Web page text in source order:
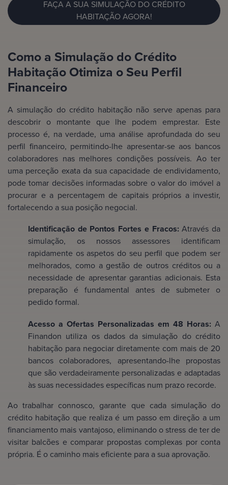
FAÇA A SUA SIMULAÇÃO DO CRÉDITO
HABITAÇÃO AGORA!
Como a Simulação do Crédito
Habitação Otimiza o Seu Perfil
Financeiro
A simulação do crédito habitação não serve apenas para
descobrir o montante que lhe podem emprestar. Este
processo é, na verdade, uma análise aprofundada do seu
perfil financeiro, permitindo-lhe apresentar-se aos bancos
colaboradores nas melhores condições possíveis. Ao ter
uma perceção exata da sua capacidade de endividamento,
pode tomar decisões informadas sobre o valor do imóvel a
procurar e a percentagem de capitais próprios a investir,
fortalecendo a sua posição negocial.
Identificação de Pontos Fortes e Fracos: Através da
simulação, os nossos assessores identificam
rapidamente os aspetos do seu perfil que podem ser
melhorados, como a gestão de outros créditos ou a
necessidade de apresentar garantias adicionais. Esta
preparação é fundamental antes de submeter o
pedido formal.
Acesso a Ofertas Personalizadas em 48 Horas: A
Finandon utiliza os dados da simulação do crédito
habitação para negociar diretamente com mais de 20
bancos colaboradores, apresentando-lhe propostas
que são verdadeiramente personalizadas e adaptadas
às suas necessidades específicas num prazo recorde.
Ao trabalhar connosco, garante que cada simulação do
crédito habitação que realiza é um passo em direção a um
financiamento mais vantajoso, eliminando o stress de ter de
visitar balcões e comparar propostas complexas por conta
própria. É o caminho mais eficiente para a sua aprovação.